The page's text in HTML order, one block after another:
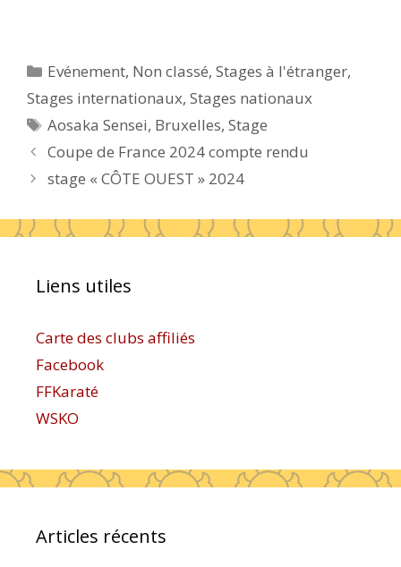
Catégories
Evénement, Non classé,Stages à l'étranger,
Stages internationaux, Stages nationaux
Étiquettes
Aosaka Sensei, Bruxelles,Stage
Coupe de France 2024 compte rendu
stage « CÔTE OUEST » 2024
Liens utiles
Carte des clubs affiliés
Facebook
FFKaraté
WSKO
Articles récents